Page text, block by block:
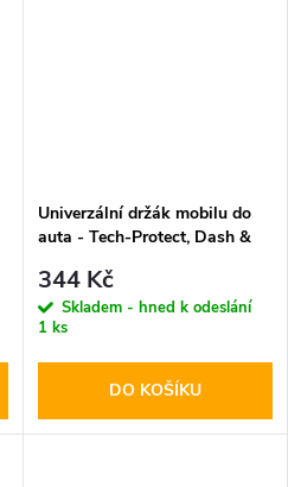
Univerzální držák mobilu do
auta - Tech-Protect, Dash &
344 Kč
Skladem - hned k odeslání
1 ks
DO KOŠÍKU